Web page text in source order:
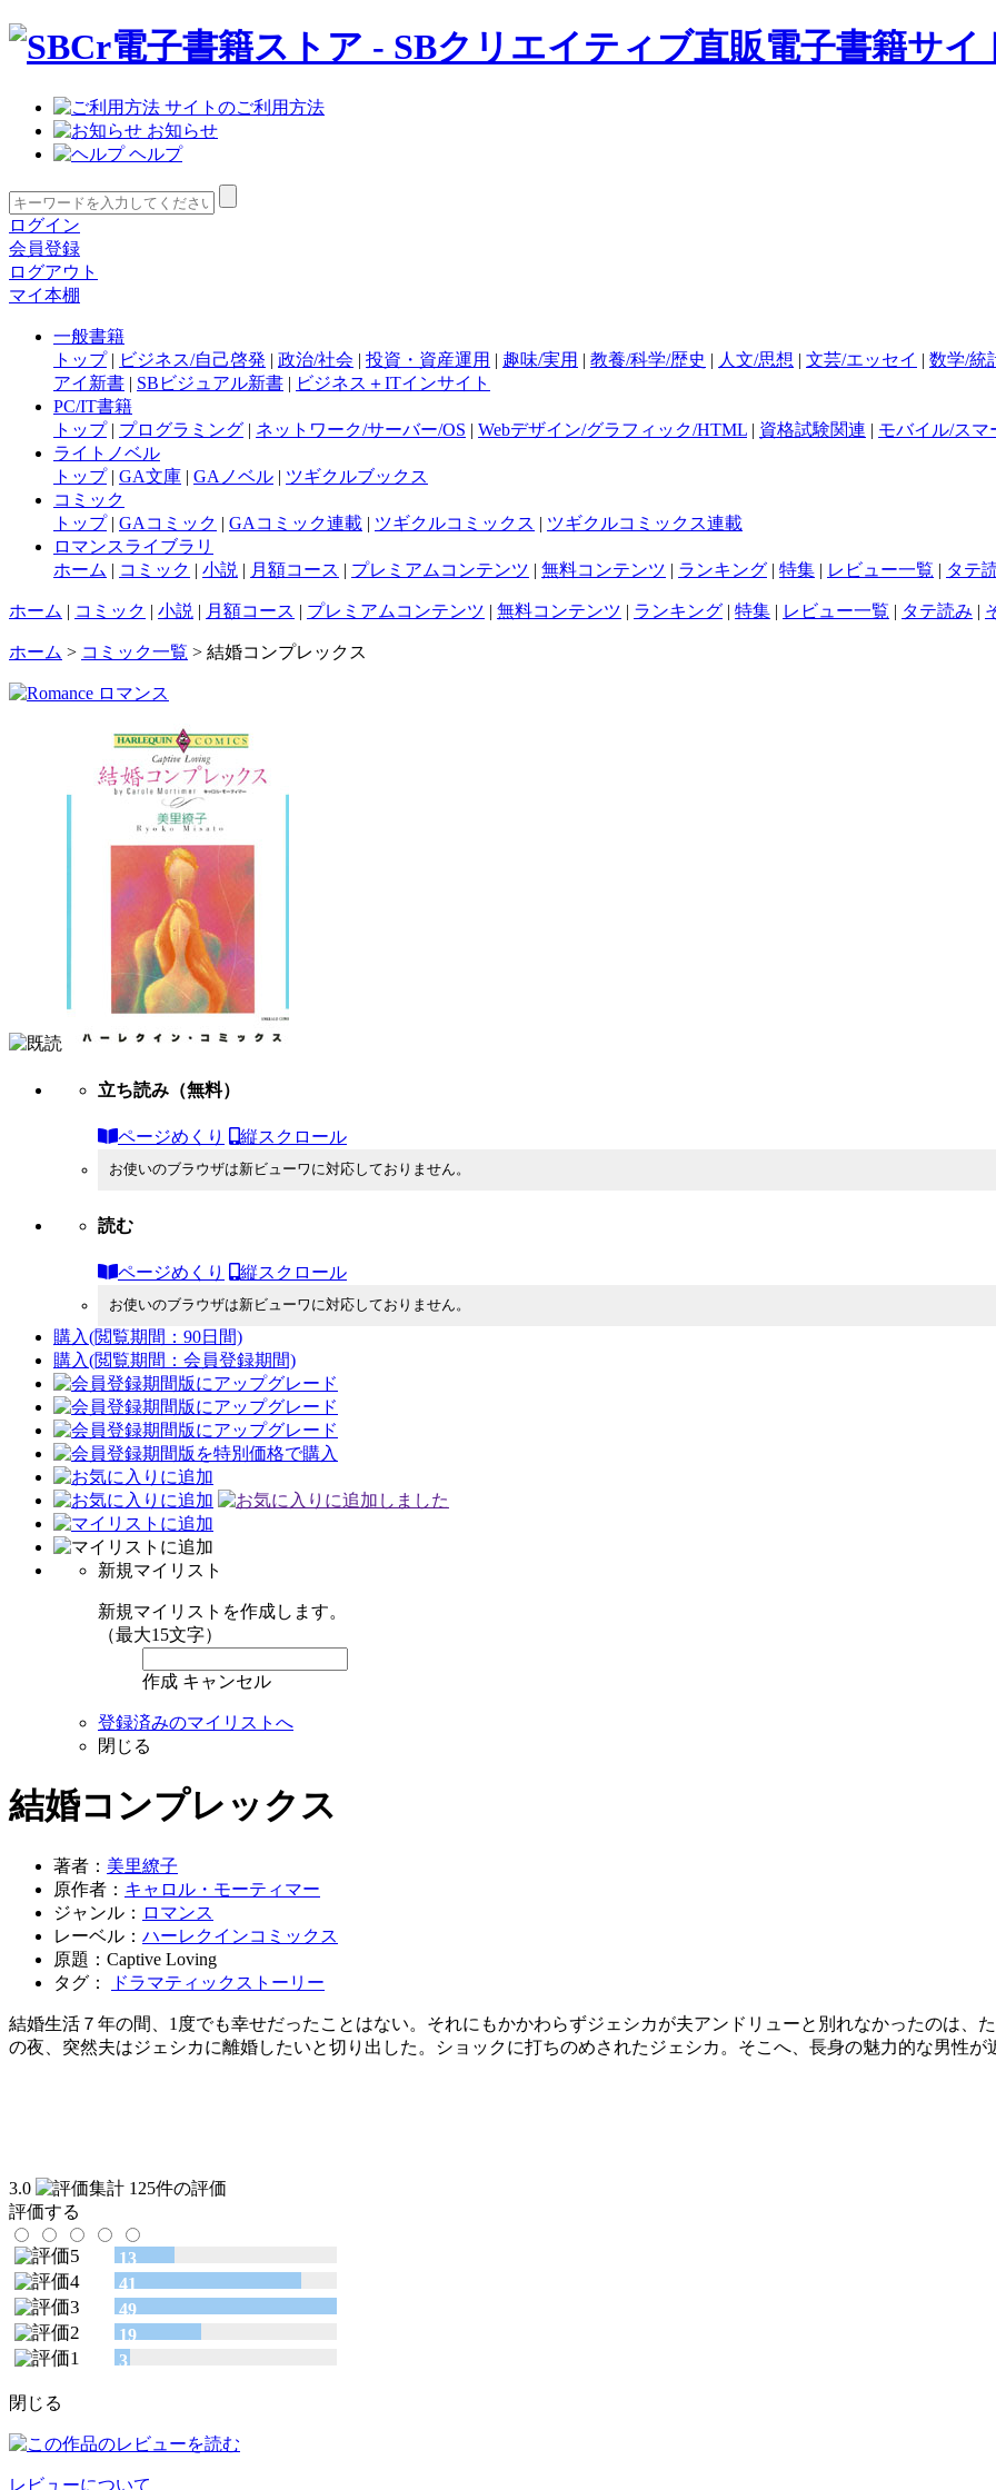
サイトのご利用方法
お知らせ
ヘルプ
ログイン
会員登録
ログアウト
マイ本棚
一般書籍
トップ| ビジネス/自己啓発 | 政治/社会 | 投資・資産運用 | 趣味/実用 | 教養/科学/歴史 | 人文/思想 | 文芸/エッセイ | 数学/統
アイ新書 | SBビジュアル新書 | ビジネス＋ITインサイト
PC/IT書籍
トップ| プログラミング | ネットワーク/サーバー/OS | Webデザイン/グラフィック/HTML | 資格試験関連 | モバイル/スマ
ライトノベル
トップ| GA文庫 | GAノベル | ツギクルブックス
コミック
トップ| GAコミック | GAコミック連載 | ツギクルコミックス | ツギクルコミックス連載
ロマンスライブラリ
ホーム | コミック | 小説 | 月額コース | プレミアムコンテンツ | 無料コンテンツ | ランキング | 特集 | レビュー一覧 | タテ
ホーム | コミック | 小説 | 月額コース | プレミアムコンテンツ | 無料コンテンツ | ランキング | 特集 | レビュー一覧 | タテ読み |
ホーム > コミック一覧 > 結婚コンプレックス
立ち読み （無料）
ページめくり 縦スクロール
お使いのブラウザは新ビューワに対応しておりません。
読む
ページめくり 縦スクロール
お使いのブラウザは新ビューワに対応しておりません。
購入(閲覧期間：90日間)
購入(閲覧期間：会員登録期間)
新規マイリスト
新規マイリストを作成します。
（最大15文字）
作成 キャンセル
登録済みのマイリストへ
閉じる
結婚コンプレックス
著者： 美里繚子
原作者： キャロル・モーティマー
ジャンル： ロマンス
レーベル： ハーレクインコミックス
原題：Captive Loving
タグ：
ドラマティックストーリー
結婚生活７年の間、1度でも幸せだったことはない。それにもかかわらずジェシカが夫アンドリューと別れなかったのは、
の夜、突然夫はジェシカに離婚したいと切り出した。ショックに打ちのめされたジェシカ。そこへ、長身の魅力的な男性
3.0
125件の評価
評価する
13
41
49
19
3
閉じる
レビューについて